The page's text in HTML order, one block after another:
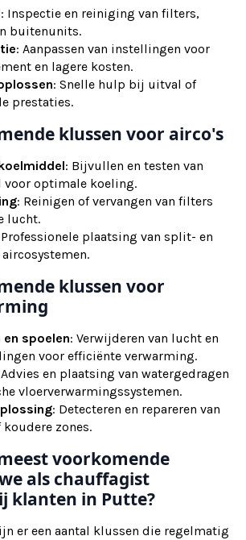
: Inspectie en reiniging van filters,
buitenunits.
: Aanpassen van instellingen voor
en lagere kosten.
: Snelle hulp bij uitval of
prestaties.
klussen voor airco's
: Bijvullen en testen van
optimale koeling.
: Reinigen of vervangen van filters
lucht.
Professionele plaatsing van split- en
klussen voor
spoelen: Verwijderen van lucht en
voor efficiënte verwarming.
en plaatsing van watergedragen
vloerverwarmingssystemen.
: Detecteren en repareren van
zones.
voorkomende
als chauffagist
klanten in Putte?
er een aantal klussen die regelmatig